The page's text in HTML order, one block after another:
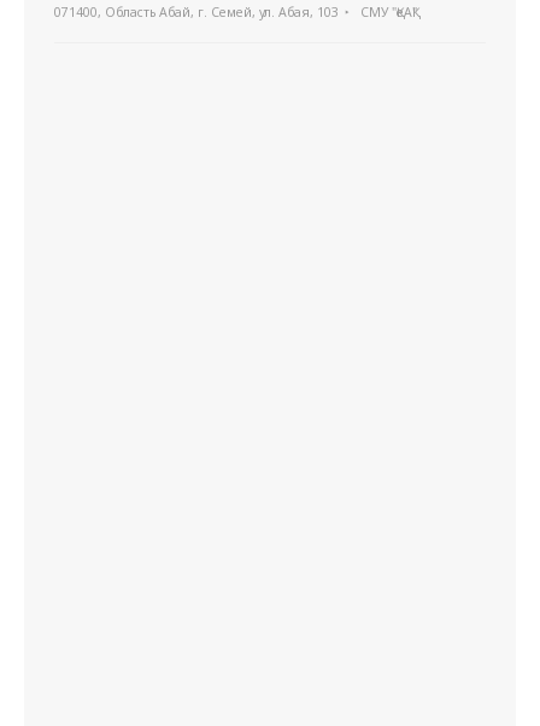
071400, Область Абай, г. Семей, ул. Абая, 103 СМУ "ҚеАҚ"